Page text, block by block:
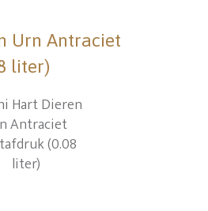
Urn Antraciet
liter)